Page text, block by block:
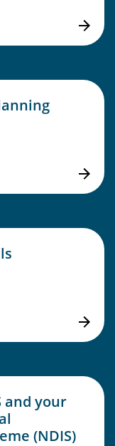
and your
(NDIS)